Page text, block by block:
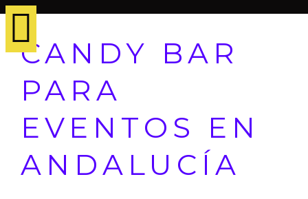
CANDY BAR
PARA
EVENTOS EN
ANDALUCÍA